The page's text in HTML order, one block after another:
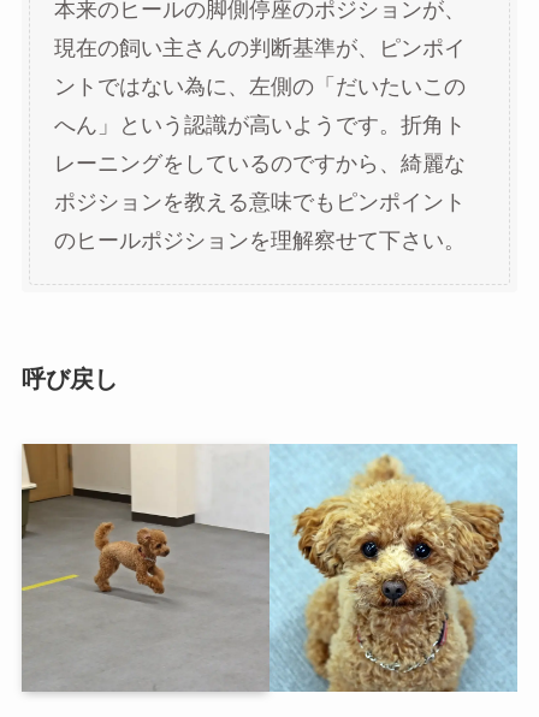
本来のヒールの脚側停座のポジションが、
現在の飼い主さんの判断基準が、ピンポイ
ントではない為に、左側の「だいたいこの
へん」という認識が高いようです。折角ト
レーニングをしているのですから、綺麗な
ポジションを教える意味でもピンポイント
のヒールポジションを理解察せて下さい。
呼び戻し